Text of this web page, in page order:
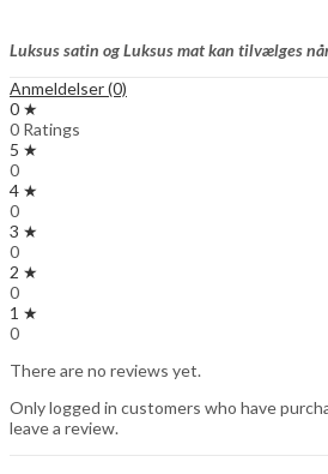
Luksus satin og Luksus mat kan tilvælges
Anmeldelser (0)
0 ★
0 Ratings
5 ★
0
4 ★
0
3 ★
0
2 ★
0
1 ★
0
There are no reviews yet.
Only logged in customers who have
leave a review.